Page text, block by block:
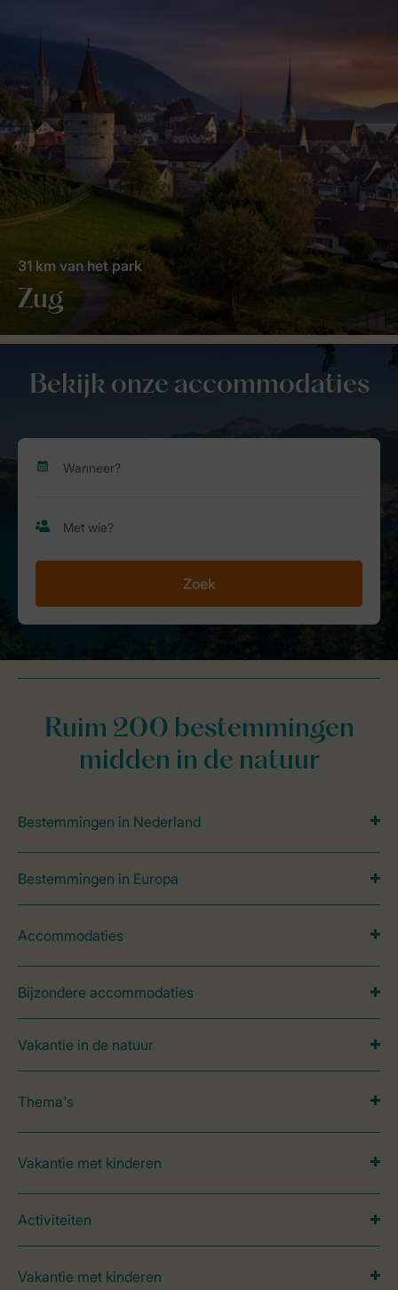
Zug
31 km van het park
Bekijk onze accommodaties
Zoek
Ruim 200 bestemmingen
midden in de natuur
Bestemmingen in Nederland
Bestemmingen in Europa
Accommodaties
Bijzondere accommodaties
Vakantie in de natuur
Thema's
Vakantie met kinderen
Activiteiten
Vakantie met kinderen